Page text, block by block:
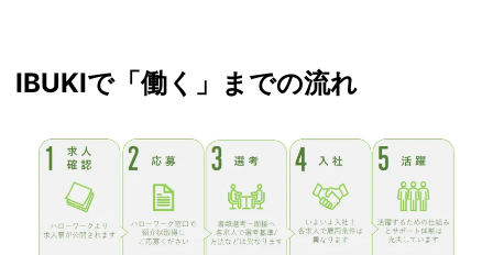
IBUKIで「働く」までの流れ